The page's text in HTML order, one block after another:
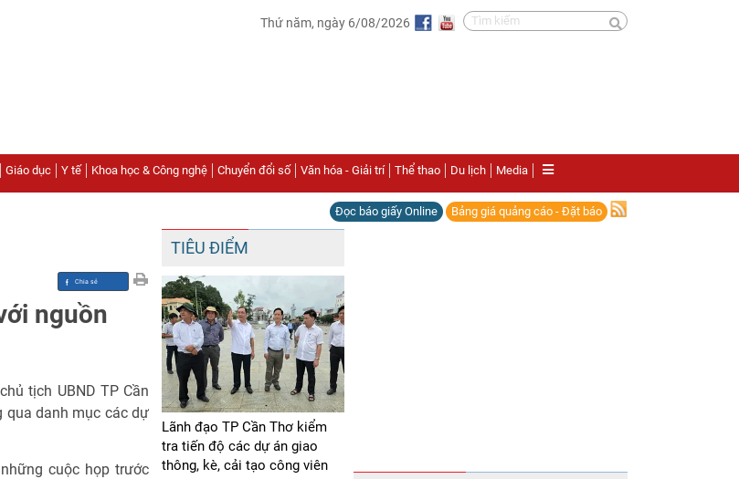
Thứ năm, ngày 6/08/2026
Giáo dục Y tế Khoa học & Công nghệ Chuyển đổi số Văn hóa - Giải trí Thể thao Du lịch Media
Đọc báo giấy Online Bảng giá quảng cáo - Đặt báo
Chia sẻ
nguồn
tịch UBND TP Cần
qua danh mục các dự
cuộc họp trước
TIÊU ĐIỂM
Lãnh đạo TP Cần Thơ kiểm
tra tiến độ các dự án giao
thông, kè, cải tạo công viên